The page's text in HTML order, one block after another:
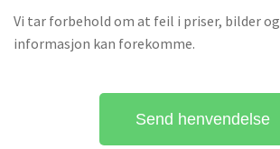
Vi tar forbehold om at feil i priser, bilder
informasjon kan forekomme.
Send henvendelse